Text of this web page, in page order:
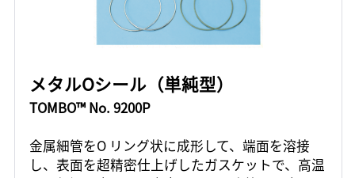
メタルOシール（単純型）
TOMBO™ No. 9200P
金属細管をO リング状に成形して、端面を溶接
し、表面を超精密仕上げしたガスケットで、高温